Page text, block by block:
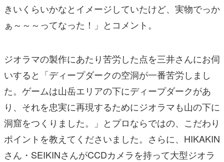
きいくらいかなとイメージしていたけど、実物でっか
ぁ～～～ってなった！」とコメント。
ジオラマの製作にあたり苦労した点を三井さんにお伺
いすると「ディープダークの空洞が一番苦労しまし
た。ゲームは山岳エリアの下にディープダークがあ
り、それを忠実に再現するためにジオラマも山の下に
洞窟をつくりました。」とプロならではの、こだわり
ポイントを教えてくださいました。さらに、HIKAKIN
さん・SEIKINさんがCCDカメラを持って大型ジオラ